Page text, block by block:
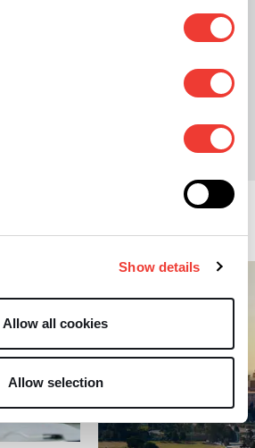
Show details
Allow all cookies
Allow selection